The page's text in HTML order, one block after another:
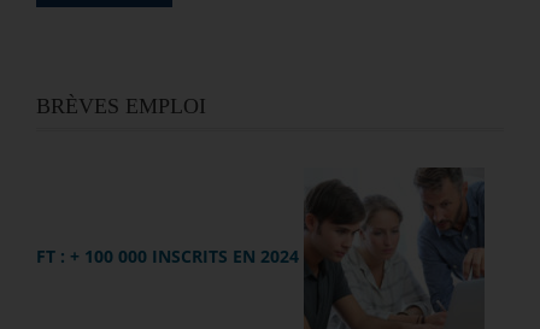
BRÈVES EMPLOI
FT : + 100 000 INSCRITS EN 2024